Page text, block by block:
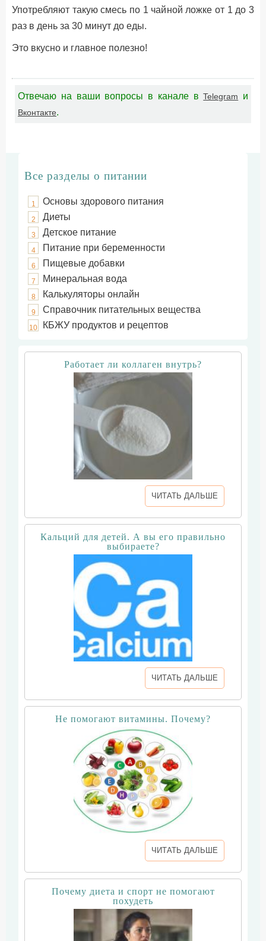
Употребляют такую смесь по 1 чайной ложке от 1 до 3
раз в день за 30 минут до еды.
Это вкусно и главное полезно!
Отвечаю на ваши вопросы в канале вTelegram и
Вконтакте.
Все разделы о питании
1 Основы здорового питания
2 Диеты
3 Детское питание
4 Питание при беременности
6 Пищевые добавки
7 Минеральная вода
8 Калькуляторы онлайн
9 Справочник питательных вещества
10 КБЖУ продуктов и рецептов
Работает ли коллаген внутрь?
ЧИТАТЬ ДАЛЬШЕ
Кальций для детей. А вы его правильно
выбираете?
ЧИТАТЬ ДАЛЬШЕ
Не помогают витамины. Почему?
ЧИТАТЬ ДАЛЬШЕ
Почему диета и спорт не помогают
похудеть